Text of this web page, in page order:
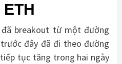
ETH
đã breakout từ một đường
đây đã đi theo đường
tục tăng trong hai ngày